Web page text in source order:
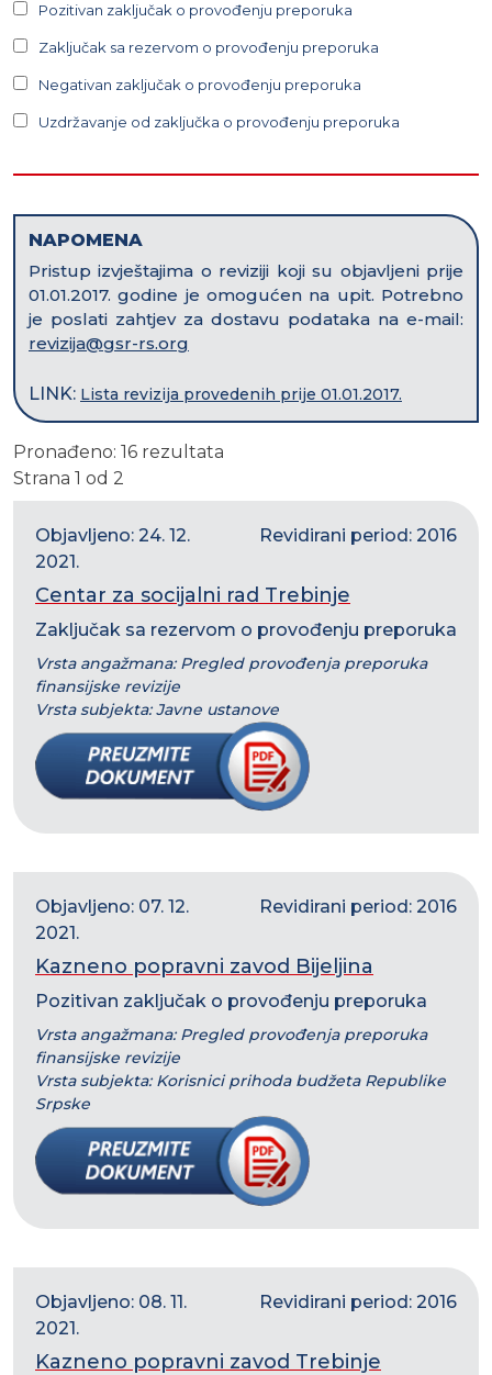
Pozitivan zaključak o provođenju preporuka
Zaključak sa rezervom o provođenju preporuka
Negativan zaključak o provođenju preporuka
Uzdržavanje od zaključka o provođenju preporuka
NAPOMENA
Pristup izvještajima o reviziji koji su objavljeni prije
01.01.2017. godine je omogućen na upit. Potrebno
je poslati zahtjev za dostavu podataka na e-mail:
revizija@gsr-rs.org
LINK: Lista revizija provedenih prije 01.01.2017.
Pronađeno: 16 rezultata
Strana 1 od 2
Objavljeno: 24. 12.
2021.
Revidirani period: 2016
Centar za socijalni rad Trebinje
Zaključak sa rezervom o provođenju preporuka
Vrsta angažmana: Pregled provođenja preporuka
finansijske revizije
Vrsta subjekta: Javne ustanove
Objavljeno: 07. 12.
2021.
Revidirani period: 2016
Kazneno popravni zavod Bijeljina
Pozitivan zaključak o provođenju preporuka
Vrsta angažmana: Pregled provođenja preporuka
finansijske revizije
Vrsta subjekta: Korisnici prihoda budžeta Republike
Srpske
Objavljeno: 08. 11.
2021.
Revidirani period: 2016
Kazneno popravni zavod Trebinje